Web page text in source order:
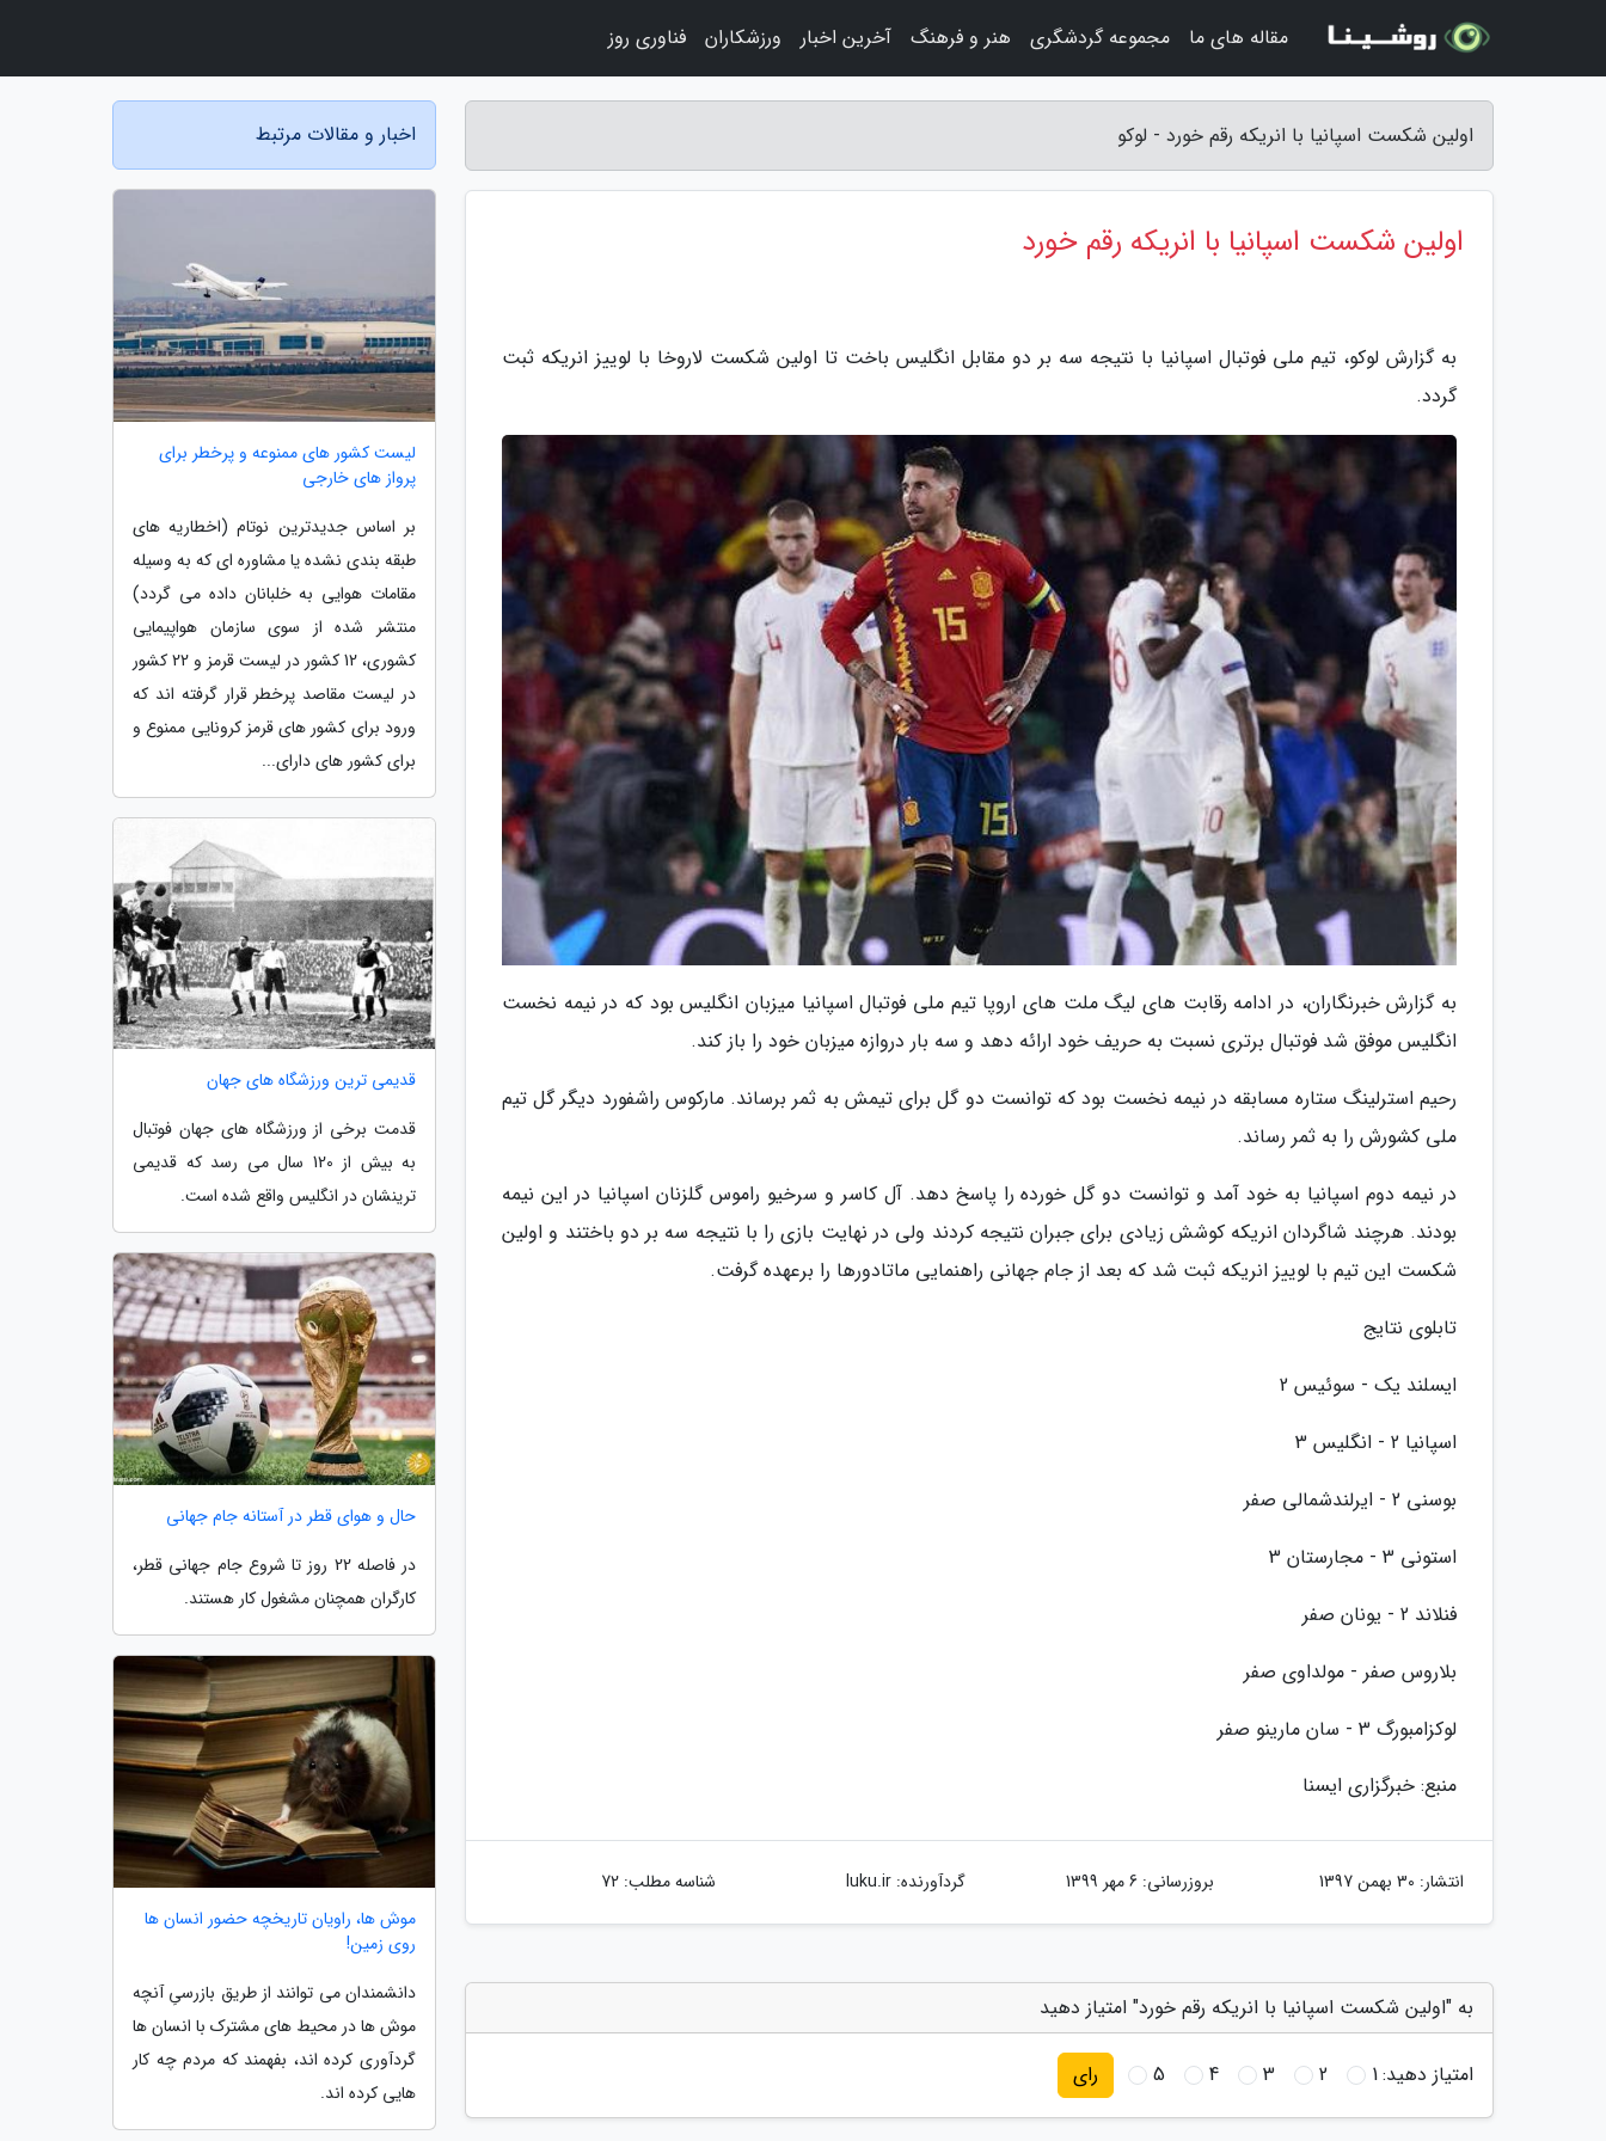
اولین شکست اسپانیا با انریکه رقم خورد - لوکو
اولین شکست اسپانیا با انریکه رقم خورد
به گزارش لوکو، تیم ملی فوتبال اسپانیا با نتیجه سه بر دو مقابل انگلیس باخت تا اولین شکست لاروخا با لوییز انریکه ثبت
گردد.
به گزارش خبرنگاران، در ادامه رقابت های لیگ ملت های اروپا تیم ملی فوتبال اسپانیا میزبان انگلیس بود که در نیمه نخست
انگلیس موفق شد فوتبال برتری نسبت به حریف خود ارائه دهد و سه بار دروازه میزبان خود را باز کند.
رحیم استرلینگ ستاره مسابقه در نیمه نخست بود که توانست دو گل برای تیمش به ثمر برساند. مارکوس راشفورد دیگر گل تیم
ملی کشورش را به ثمر رساند.
در نیمه دوم اسپانیا به خود آمد و توانست دو گل خورده را پاسخ دهد. آل کاسر و سرخیو راموس گلزنان اسپانیا در این نیمه
بودند. هرچند شاگردان انریکه کوشش زیادی برای جبران نتیجه کردند ولی در نهایت بازی را با نتیجه سه بر دو باختند و اولین
شکست این تیم با لوییز انریکه ثبت شد که بعد از جام جهانی راهنمایی ماتادورها را برعهده گرفت.
تابلوی نتایج
ایسلند یک - سوئیس 2
اسپانیا 2 - انگلیس 3
بوسنی 2 - ایرلندشمالی صفر
استونی 3 - مجارستان 3
فنلاند 2 - یونان صفر
بلاروس صفر - مولداوی صفر
لوکزامبورگ 3 - سان مارینو صفر
منبع: خبرگزاری ایسنا
انتشار: 30 بهمن 1397 بروزرسانی: 6 مهر 1399 گردآورنده:luku.ir شناسه مطلب: 72
به "اولین شکست اسپانیا با انریکه رقم خورد" امتیاز دهید
امتیاز دهید:1
2
3
4
5 رای
اخبار و مقالات مرتبط
لیست کشور های ممنوعه و پرخطر برای
پرواز های خارجی
بر اساس جدیدترین نوتام (اخطاریه های
طبقه بندی نشده یا مشاوره ای که به وسیله
مقامات هوایی به خلبانان داده می گردد)
منتشر شده از سوی سازمان هواپیمایی
کشوری، 12 کشور در لیست قرمز و 22 کشور
در لیست مقاصد پرخطر قرار گرفته اند که
ورود برای کشور های قرمز کرونایی ممنوع و
برای کشور های دارای...
قدیمی ترین ورزشگاه های جهان
قدمت برخی از ورزشگاه های جهان فوتبال
به بیش از 120 سال می رسد که قدیمی
ترینشان در انگلیس واقع شده است.
حال و هوای قطر در آستانه جام جهانی
در فاصله 22 روز تا شروع جام جهانی قطر،
کارگران همچنان مشغول کار هستند.
موش ها، راویان تاریخچه حضور انسان ها
روی زمین!
دانشمندان می توانند از طریق بازرسیِ آنچه
موش ها در محیط های مشترک با انسان ها
گردآوری کرده اند، بفهمند که مردم چه کار
هایی کرده اند.
مقاله های ما مجموعه گردشگری هنر و فرهنگ آخرین اخبار ورزشکاران فناوری روز